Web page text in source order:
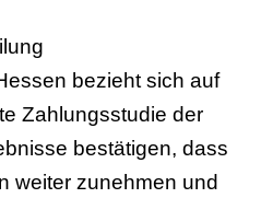
bezieht sich auf
Zahlungsstudie der
bestätigen, dass
weiter zunehmen und